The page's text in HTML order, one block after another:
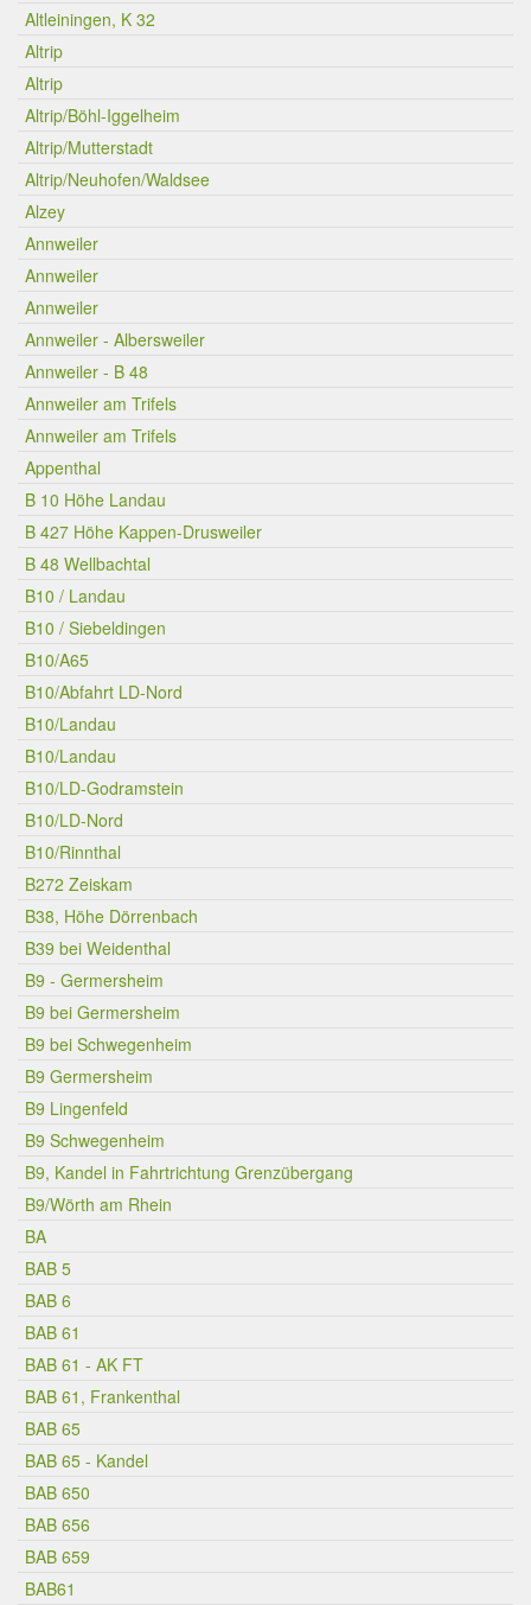
Altleiningen, K 32
Altrip
Altrip
Altrip/Böhl-Iggelheim
Altrip/Mutterstadt
Altrip/Neuhofen/Waldsee
Alzey
Annweiler
Annweiler
Annweiler
Annweiler - Albersweiler
Annweiler - B 48
Annweiler am Trifels
Annweiler am Trifels
Appenthal
B 10 Höhe Landau
B 427 Höhe Kappen-Drusweiler
B 48 Wellbachtal
B10 / Landau
B10 / Siebeldingen
B10/A65
B10/Abfahrt LD-Nord
B10/Landau
B10/Landau
B10/LD-Godramstein
B10/LD-Nord
B10/Rinnthal
B272 Zeiskam
B38, Höhe Dörrenbach
B39 bei Weidenthal
B9 - Germersheim
B9 bei Germersheim
B9 bei Schwegenheim
B9 Germersheim
B9 Lingenfeld
B9 Schwegenheim
B9, Kandel in Fahrtrichtung Grenzübergang
B9/Wörth am Rhein
BA
BAB 5
BAB 6
BAB 61
BAB 61 - AK FT
BAB 61, Frankenthal
BAB 65
BAB 65 - Kandel
BAB 650
BAB 656
BAB 659
BAB61